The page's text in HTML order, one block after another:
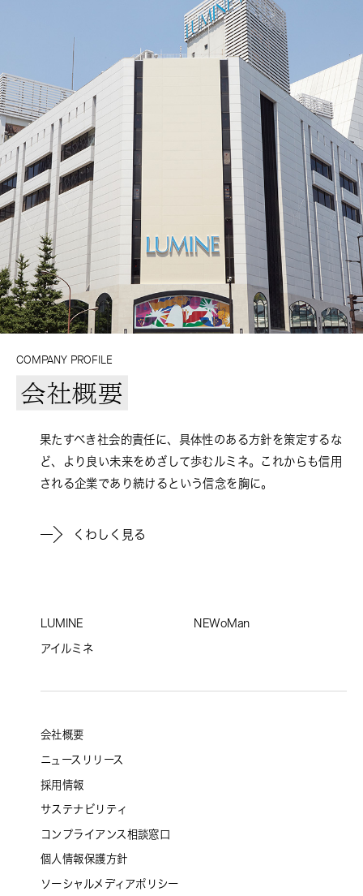
COMPANY PROFILE
会社概要
果たすべき社会的責任に、具体性のある方針を策定するな
ど、より良い未来をめざして歩むルミネ。これからも信用
される企業であり続けるという信念を胸に。
くわしく見る
LUMINE
NEWoMan
アイルミネ
会社概要
ニュースリリース
採用情報
サステナビリティ
コンプライアンス相談窓口
個人情報保護方針
ソーシャルメディアポリシー